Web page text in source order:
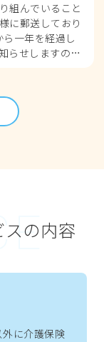
組んでいること
に郵送しており
一年を経過し
らせしますの
スの内容
E
に介護保険